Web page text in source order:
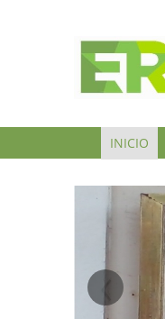
INICIO
‹